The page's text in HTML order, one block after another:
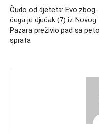
Čudo od djeteta: Evo zbog
čega je dječak (7) iz Novog
Pazara preživio pad sa
sprata